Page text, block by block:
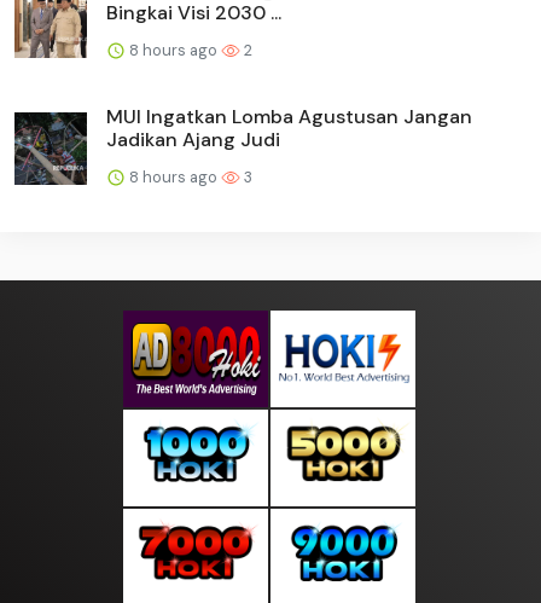
Bingkai Visi 2030 ...
8 hours ago 2
MUI Ingatkan Lomba Agustusan Jangan
Jadikan Ajang Judi
8 hours ago 3